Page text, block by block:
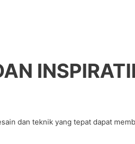
dan teknik yang tepat dapat